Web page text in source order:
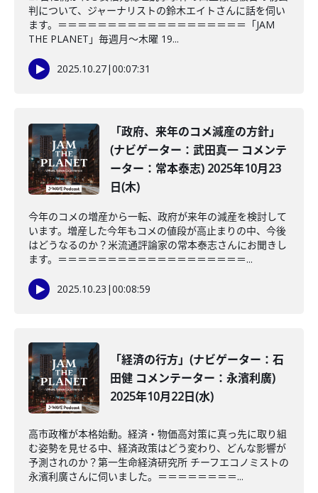
判について、ジャーナリストの鈴木エイトさんに話を伺い
ます。＝＝＝＝＝＝＝＝＝＝＝＝＝＝＝＝＝＝＝「JAM
THE PLANET」毎週月～木曜 19...
2025.10.27|00:07:31
「政府、来年のコメ減産の方針」
(ナビゲーター：武田真一 コメンテ
ーター：常本泰志) 2025年10月23
日(木)
今年のコメの増産から一転、政府が来年の減産を検討して
います。増産した今年もコメの値段が高止まりの中、今後
はどうなるのか？米流通評論家の常本泰志さんにお聞きし
ます。＝＝＝＝＝＝＝＝＝＝＝＝＝＝＝＝＝＝＝...
2025.10.23 |00:08:59
「経済の行方」(ナビゲーター：石
田健 コメンテーター：永濱利廣)
2025年10月22日(水)
高市政権が本格始動。経済・物価高対策に真っ先に取り組
む姿勢を見せる中、経済政策はどう変わり、どんな影響が
予測されのか？第一生命経済研究所 チーフエコノミストの
永濱利廣さんに伺いました。＝＝＝＝＝＝＝＝...